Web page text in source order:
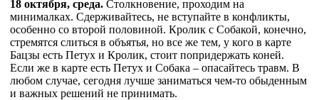
18 октября, среда. Столкновение, проходим на
минималках. Сдерживайтесь, не вступайте в конфликты,
особенно со второй половиной. Кролик с Собакой, конечно,
стремятся слиться в объятья, но все же тем, у кого в карте
Бацзы есть Петух и Кролик, стоит попридержать коней.
Если же в карте есть Петух и Собака – опасайтесь травм. В
любом случае, сегодня лучше заниматься чем-то обыденным
и важных решений не принимать.